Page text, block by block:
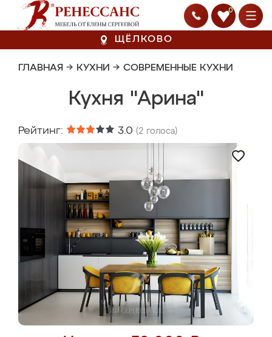
0
ЩЁЛКОВО
ГЛАВНАЯ → КУХНИ → СОВРЕМЕННЫЕ КУХНИ
Кухня "Арина"
Рейтинг: 3.0 (2 голоса)